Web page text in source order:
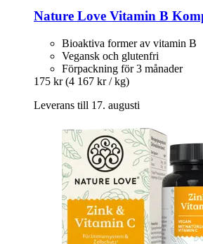
Nature Love Vitamin B
Bioaktiva former av vitamin B
Vegansk och glutenfri
Förpackning för 3 månader
175 kr (4 167 kr / kg)
Leverans till 17. augusti